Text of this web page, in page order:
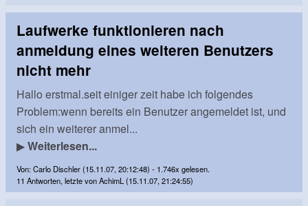
Laufwerke funktionieren nach
anmeldung eines weiteren Benutzers
nicht mehr
Hallo erstmal.seit einiger zeit habe ich folgendes
Problem:wenn bereits ein Benutzer angemeldet ist, und
sich ein weiterer anmel...
▶Weiterlesen...
Von: Carlo Dischler (15.11.07, 20:12:48) - 1.746x gelesen.
11 Antworten, letzte von AchimL (15.11.07, 21:24:55)